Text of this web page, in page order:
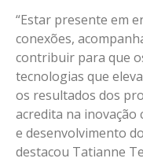
“Estar presente em
conexões,
contribuir para que
tecnologias que
os resultados dos
acredita na
e desenvolvimento
destacou Tatianne